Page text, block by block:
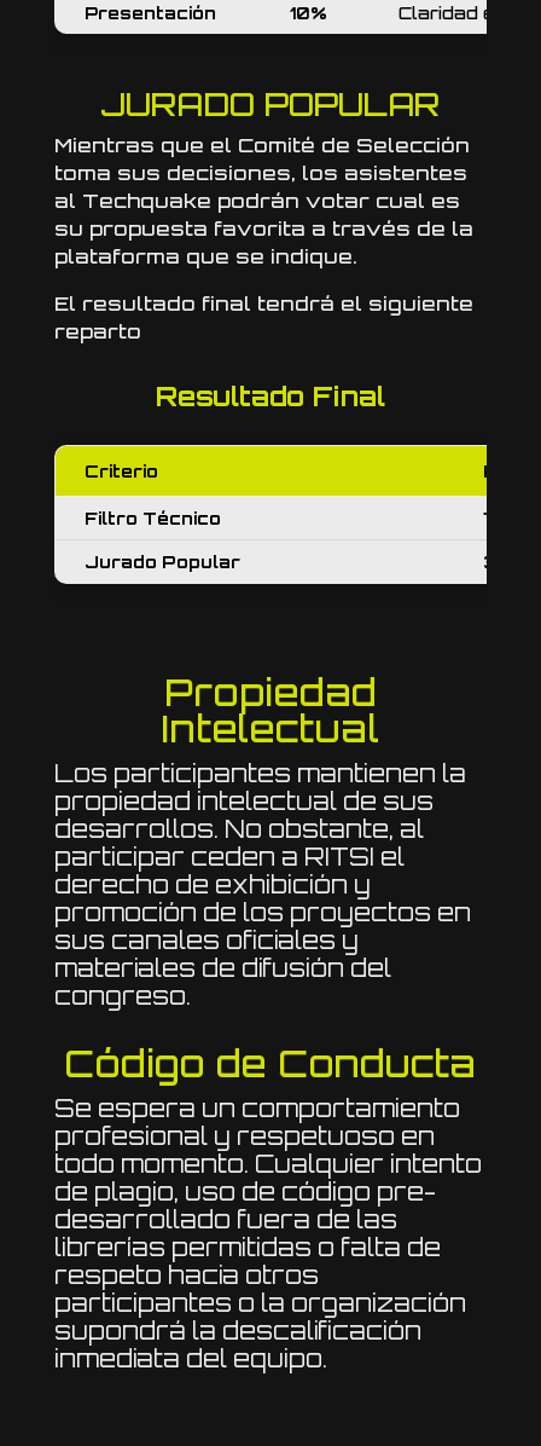
Presentación 10% Claridad en la
JURADO POPULAR
Mientras que el Comité de Selección
toma sus decisiones, los asistentes
al Techquake podrán votar cual es
su propuesta favorita a través de la
plataforma que se indique.
El resultado final tendrá el siguiente
reparto
Resultado Final
Criterio Peso
Filtro Técnico 70%
Jurado Popular 30%
Propiedad
Intelectual
Los participantes mantienen la
propiedad intelectual de sus
desarrollos. No obstante, al
participar ceden a RITSI el
derecho de exhibición y
promoción de los proyectos en
sus canales oficiales y
materiales de difusión del
congreso.
Código de Conducta
Se espera un comportamiento
profesional y respetuoso en
todo momento. Cualquier intento
de plagio, uso de código pre-
desarrollado fuera de las
librerías permitidas o falta de
respeto hacia otros
participantes o la organización
supondrá la descalificación
inmediata del equipo.